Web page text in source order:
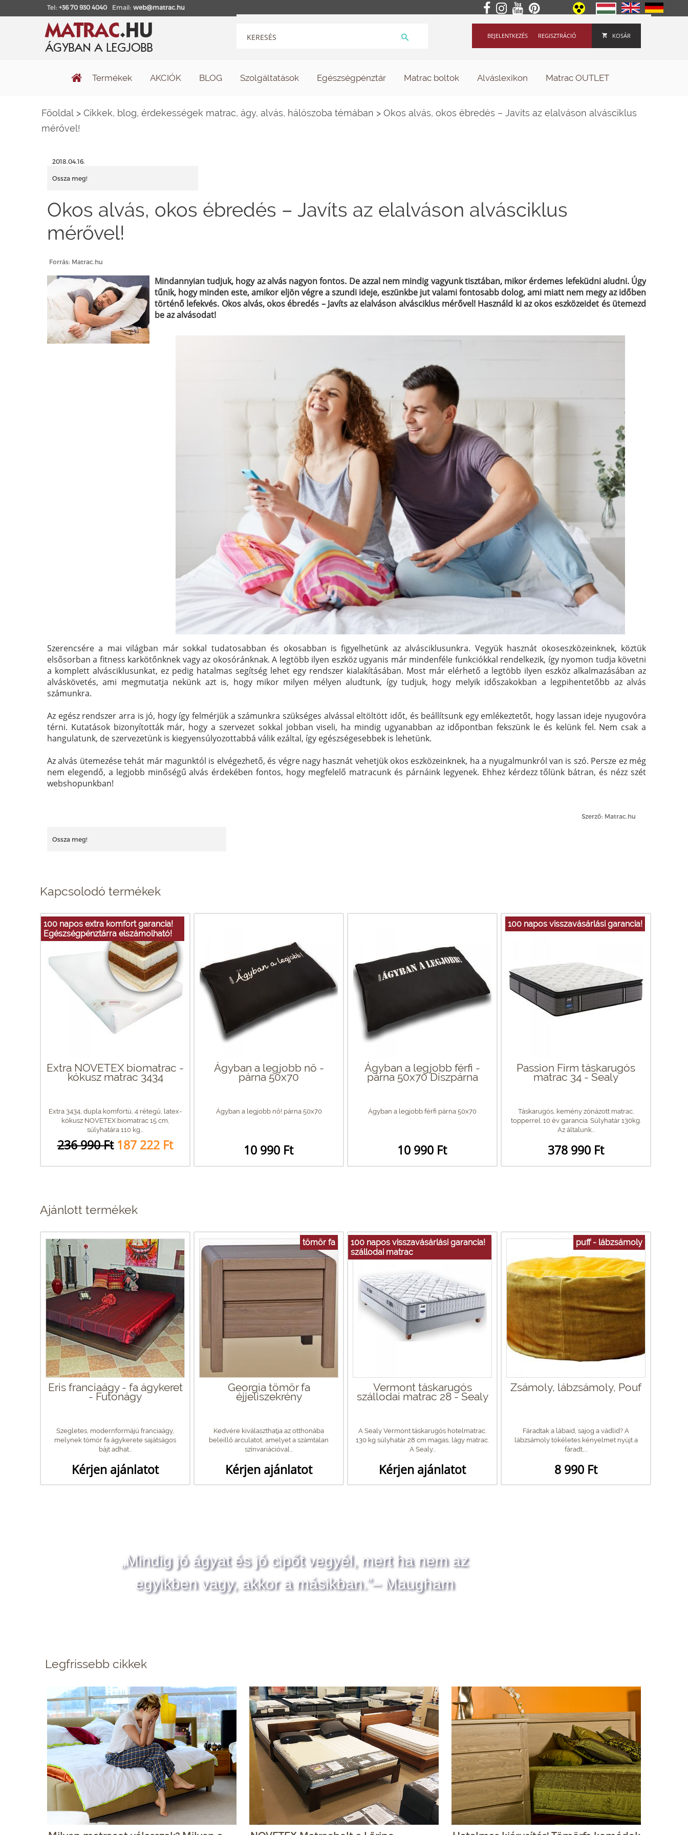
Tel: +36 70 930 4040 Email: web@matrac.hu
KOSÁR
REGISZTRÁCIÓ
BEJELENTKEZÉS
Termékek AKCIÓK BLOG Szolgáltatások Egészségpénztár Matrac boltok Alváslexikon Matrac OUTLET
Főoldal > Cikkek, blog, érdekességek matrac, ágy, alvás, hálószoba témában > Okos alvás, okos ébredés – Javíts az elalváson alvásciklus
mérővel!
2018.04.16.
Ossza meg!
Okos alvás, okos ébredés – Javíts az elalváson alvásciklus
mérővel!
Forrás: Matrac.hu
Mindannyian tudjuk, hogy az alvás nagyon fontos. De azzal nem mindig vagyunk tisztában, mikor érdemes lefeküdni aludni. Úgy
tűnik, hogy minden este, amikor eljön végre a szundi ideje, eszünkbe jut valami fontosabb dolog, ami miatt nem megy az időben
történő lefekvés. Okos alvás, okos ébredés – Javíts az elalváson alvásciklus mérővel! Használd ki az okos eszközeidet és ütemezd
be az alvásodat!
Szerencsére a mai világban már sokkal tudatosabban és okosabban is figyelhetünk az alvásciklusunkra. Vegyük hasznát okoseszközeinknek, köztük
elsősorban a fitness karkötőnknek vagy az okosóránknak. A legtöbb ilyen eszköz ugyanis már mindenféle funkciókkal rendelkezik, így nyomon tudja követni
a komplett alvásciklusunkat, ez pedig hatalmas segítség lehet egy rendszer kialakításában. Most már elérhető a legtöbb ilyen eszköz alkalmazásában az
alváskövetés, ami megmutatja nekünk azt is, hogy mikor milyen mélyen aludtunk, így tudjuk, hogy melyik időszakokban a legpihentetőbb az alvás
számunkra.
Az egész rendszer arra is jó, hogy így felmérjük a számunkra szükséges alvással eltöltött időt, és beállítsunk egy emlékeztetőt, hogy lassan ideje nyugovóra
térni. Kutatások bizonyították már, hogy a szervezet sokkal jobban viseli, ha mindig ugyanabban az időpontban fekszünk le és kelünk fel. Nem csak a
hangulatunk, de szervezetünk is kiegyensúlyozottabbá válik ezáltal, így egészségesebbek is lehetünk.
Az alvás ütemezése tehát már magunktól is elvégezhető, és végre nagy hasznát vehetjük okos eszközeinknek, ha a nyugalmunkról van is szó. Persze ez még
nem elegendő, a legjobb minőségű alvás érdekében fontos, hogy megfelelő matracunk és párnáink legyenek. Ehhez kérdezz tőlünk bátran, és nézz szét
webshopunkban!
Szerző: Matrac.hu
Ossza meg!
Kapcsolodó termékek
100 napos extra komfort garancia!
Egészségpénztárra elszámolható!
Extra NOVETEX biomatrac -
kókusz matrac 3434
Extra 3434, dupla komfortú, 4 rétegű, latex-
kókusz NOVETEX biomatrac 15 cm,
súlyhatára 110 kg...
236 990 Ft 187 222 Ft
Ágyban a legjobb nő -
párna 50x70
Ágyban a legjobb nő! párna 50x70
10 990 Ft
Ágyban a legjobb férfi -
párna 50x70 Díszpárna
Ágyban a legjobb férfi párna 50x70
10 990 Ft
100 napos visszavásárlási garancia!
Passion Firm táskarugós
matrac 34 - Sealy
Táskarugós, kemény zónázott matrac,
topperrel. 10 év garancia. Súlyhatár 130kg.
Az általunk...
378 990 Ft
Ajánlott termékek
Eris franciaágy - fa ágykeret
- Futonágy
Szegletes, modernformájú franciaágy,
melynek tömör fa ágykerete sajátságos
bájt adhat...
Kérjen ajánlatot
tömör fa
Georgia tömör fa
éjjeliszekrény
Kedvére kiválaszthatja az otthonába
beleillő arculatot, amelyet a számtalan
színvariációval...
Kérjen ajánlatot
100 napos visszavásárlási garancia!
szállodai matrac
Vermont táskarugós
szállodai matrac 28 - Sealy
A Sealy Vermont táskarugós hotelmatrac.
130 kg súlyhatár 28 cm magas, lágy matrac.
A Sealy...
Kérjen ajánlatot
puff - lábzsámoly
Zsámoly, lábzsámoly, Pouf
Fáradtak a lábaid, sajog a vádlid? A
lábzsámoly tökéletes kényelmet nyújt a
fáradt,...
8 990 Ft
„Mindig jó ágyat és jó cipőt vegyél, mert ha nem az
egyikben vagy, akkor a másikban.”– Maugham
Legfrissebb cikkek